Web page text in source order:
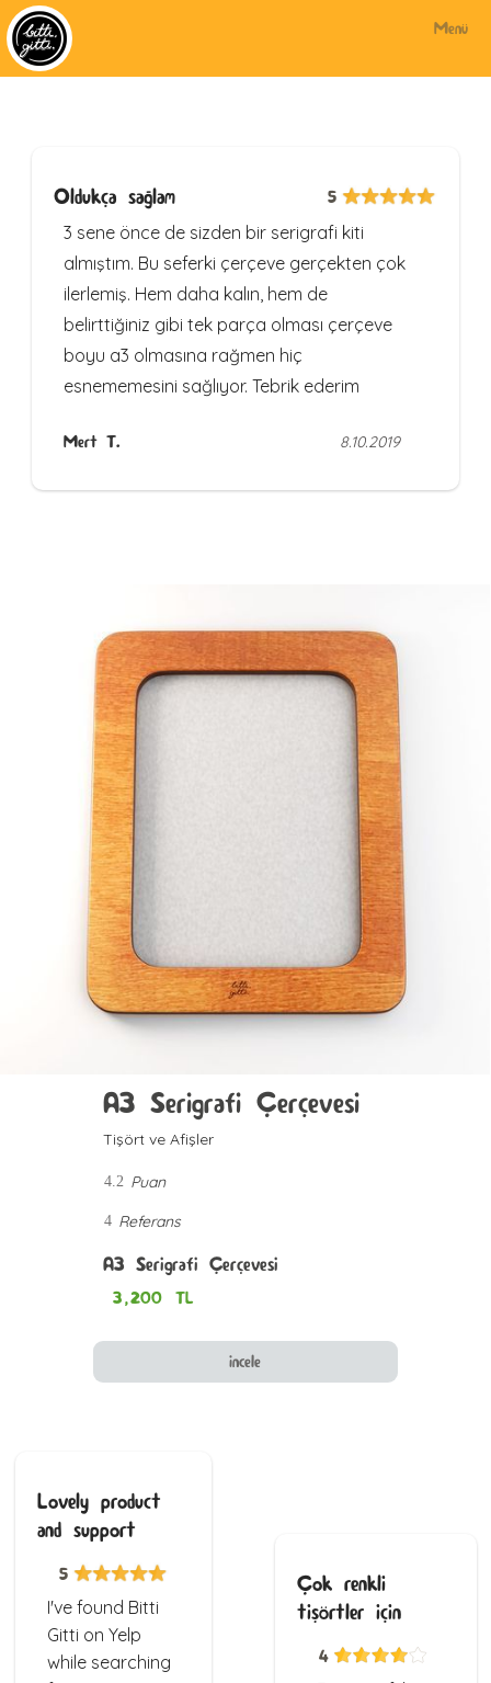
Menü
Oldukça sağlam 5
3 sene önce de sizden bir serigrafi kiti
almıştım. Bu seferki çerçeve gerçekten çok
ilerlemiş. Hem daha kalın, hem de
belirttiğiniz gibi tek parça olması çerçeve
boyu a3 olmasına rağmen hiç
esnememesini sağlıyor. Tebrik ederim
Mert T. 8.10.2019
A3 Serigrafi Çerçevesi
Tişört ve Afişler
4.2 Puan
4 Referans
A3 Serigrafi Çerçevesi
3,200 TL
incele
Lovely product
and support
5
I've found Bitti
Gitti on Yelp
while searching
Çok renkli
tişörtler için
4